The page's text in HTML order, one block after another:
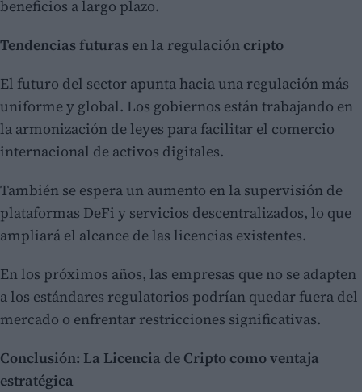
beneficios a largo plazo.
Tendencias futuras en la regulación cripto
El futuro del sector apunta hacia una regulación más
uniforme y global. Los gobiernos están trabajando en
la armonización de leyes para facilitar el comercio
internacional de activos digitales.
También se espera un aumento en la supervisión de
plataformas DeFi y servicios descentralizados, lo que
ampliará el alcance de las licencias existentes.
En los próximos años, las empresas que no se adapten
a los estándares regulatorios podrían quedar fuera del
mercado o enfrentar restricciones significativas.
Conclusión: La Licencia de Cripto como ventaja
estratégica